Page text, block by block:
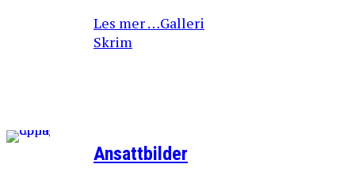
Les mer …Galleri
Skrim
Ansattbilder